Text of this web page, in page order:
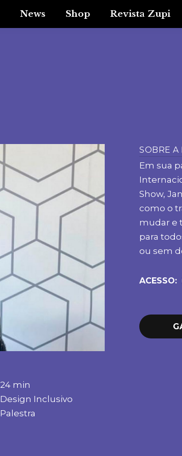
News Shop Revista Zupi
24 min
Design Inclusivo
Palestra
SOBRE A
Em sua
Show,
como o
mudar e
para
ou sem
ACESSO: